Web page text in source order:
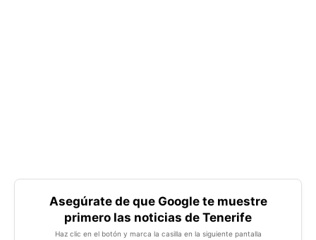
Asegúrate de que Google te muestre
primero las noticias de Tenerife
Haz clic en el botón y marca la casilla en la siguiente pantalla